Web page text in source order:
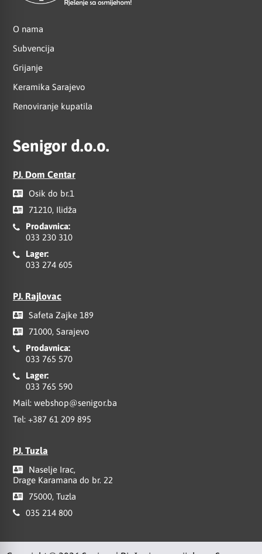
O nama
Subvencija
Grijanje
Keramika Sarajevo
Renoviranje kupatila
Senigor d.o.o.
PJ. Dom Centar
Osik do br.1
71210, Ilidža
Prodavnica:
033 230 310
Lager:
033 274 605
PJ. Rajlovac
Safeta Zajke 189
71000, Sarajevo
Prodavnica:
033 765 570
Lager:
033 765 590
Mail: webshop@senigor.ba
Tel: +387 61 209 895
PJ. Tuzla
Naselje Irac,
Drage Karamana do br. 22
75000, Tuzla
035 214 800